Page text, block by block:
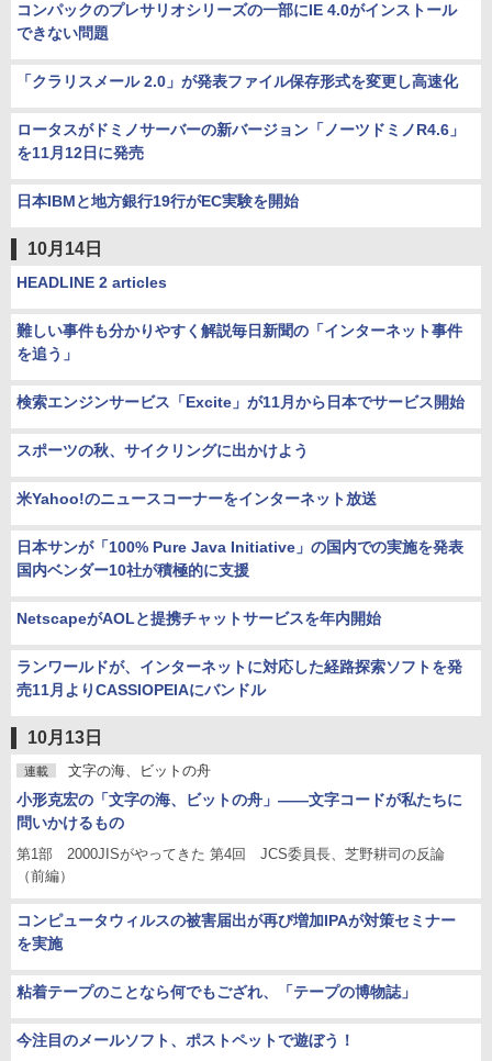
コンパックのプレサリオシリーズの一部にIE 4.0がインストール
できない問題
「クラリスメール 2.0」が発表ファイル保存形式を変更し高速化
ロータスがドミノサーバーの新バージョン「ノーツドミノR4.6」
を11月12日に発売
日本IBMと地方銀行19行がEC実験を開始
10月14日
HEADLINE 2 articles
難しい事件も分かりやすく解説毎日新聞の「インターネット事件
を追う」
検索エンジンサービス「Excite」が11月から日本でサービス開始
スポーツの秋、サイクリングに出かけよう
米Yahoo!のニュースコーナーをインターネット放送
日本サンが「100% Pure Java Initiative」の国内での実施を発表
国内ベンダー10社が積極的に支援
NetscapeがAOLと提携チャットサービスを年内開始
ランワールドが、インターネットに対応した経路探索ソフトを発
売11月よりCASSIOPEIAにバンドル
10月13日
連載 文字の海、ビットの舟
小形克宏の「文字の海、ビットの舟」――文字コードが私たちに
問いかけるもの
第1部 2000JISがやってきた 第4回 JCS委員長、芝野耕司の反論
（前編）
コンピュータウィルスの被害届出が再び増加IPAが対策セミナー
を実施
粘着テープのことなら何でもござれ、「テープの博物誌」
今注目のメールソフト、ポストペットで遊ぼう！